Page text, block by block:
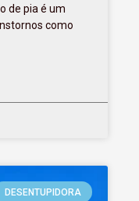
de pia é um
como
DESENTUPIDORA